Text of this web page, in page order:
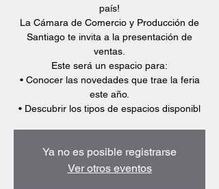
país!
La Cámara de Comercio y Producción de
Santiago te invita a la presentación de
ventas.
Este será un espacio para:
• Conocer las novedades que trae la feria
este año.
• Descubrir los tipos de espacios disponibl
Ya no es posible registrarse
Ver otros eventos